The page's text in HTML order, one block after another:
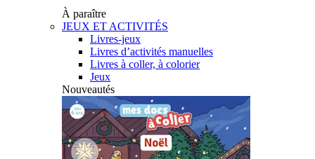
À paraître
JEUX ET ACTIVITÉS
Livres-jeux
Livres d’activités manuelles
Livres à coller, à colorier
Jeux
Nouveautés